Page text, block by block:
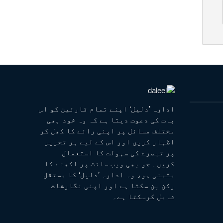
ادارہ ’دلیل‘ اپنے تمام قارئین کو اس
بات کی دعوت دیتا ہے کہ وہ خود بھی
مختلف مسائل پر اپنی رائے کا کھل کر
اظہار کریں اور اس کے لیے ہر تحریر
پر تبصرے کی سہولت کا استعمال
کریں۔ جو بھی ویب سائٹ پر لکھنے کا
متمنی ہو، وہ ادارہ ’دلیل‘ کا مستقل
رکن بن سکتا ہے اور اپنی نگارشات
شامل کرسکتا ہے۔